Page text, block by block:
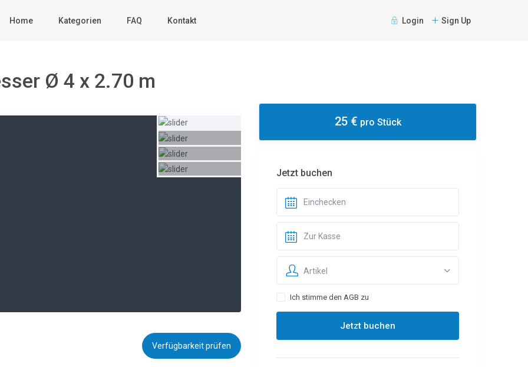
Home Kategorien FAQ Kontakt Login Sign Up
Ø 4 x 2.70 m
Verfügbarkeit prüfen
25 € pro Stück
Jetzt buchen
Artikel
Ich stimme den AGB zu